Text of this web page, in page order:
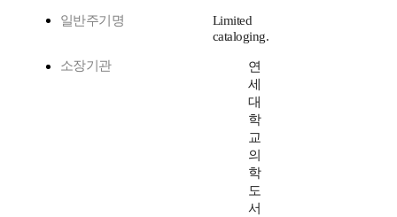
일반주기명
Limited
cataloging.
소장기관
연
세
대
학
교
의
학
도
서